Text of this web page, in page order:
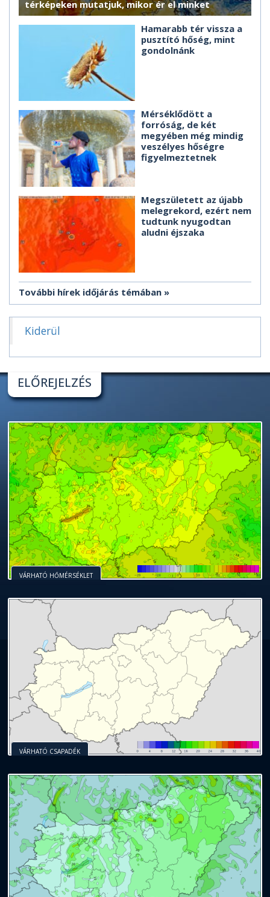
térképeken mutatjuk, mikor ér el minket
Hamarabb tér vissza a
pusztító hőség, mint
gondolnánk
Mérséklődött a
forróság, de két
megyében még mindig
veszélyes hőségre
figyelmeztetnek
Megszületett az újabb
melegrekord, ezért nem
tudtunk nyugodtan
aludni éjszaka
További hírek időjárás témában
Kiderül
ELŐREJELZÉS
VÁRHATÓ HŐMÉRSÉKLET
VÁRHATÓ CSAPADÉK